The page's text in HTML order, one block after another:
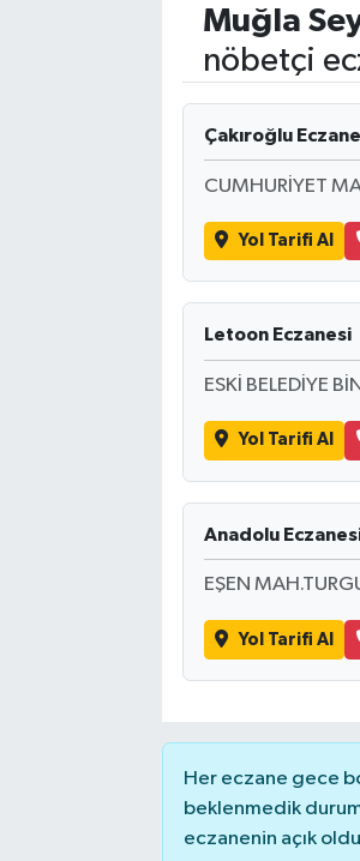
Muğla
nöbetçi
Çakıroğlu
CUMHURİYET
Yol Tarifi Al
Letoon Eczanesi
ESKİ BELEDİYE
Yol Tarifi Al
Anadolu
EŞEN
Yol Tarifi Al
Her eczane gece
beklenmedik
eczanenin açık
Bilim, Teknoloji